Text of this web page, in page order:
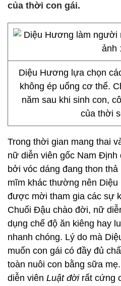
của thời con gái.
Diệu Hương lựa chọn
không ép uổng cơ thể.
năm sau khi sinh con,
của thời
Trong thời gian mang thai
nữ diễn viên gốc Nam Định
bởi vóc dáng đang thon
mĩm khác thường nên
được mời tham gia các sự
Chuối Đậu chào đời, nữ
dụng chế độ ăn kiêng hay
nhanh chóng. Lý do mà
muốn con gái có đầy đủ
toàn nuôi con bằng sữa
diễn viên Luật đờirất cứng